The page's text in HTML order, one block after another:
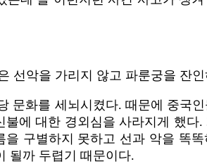
악을 가리지 않고 파룬궁을 잔
화를 세뇌시켰다. 때문에 중국
에 대한 경외심을 사라지게 했다.
구별하지 못하고 선과 악을 똑
될까 두렵기 때문이다.